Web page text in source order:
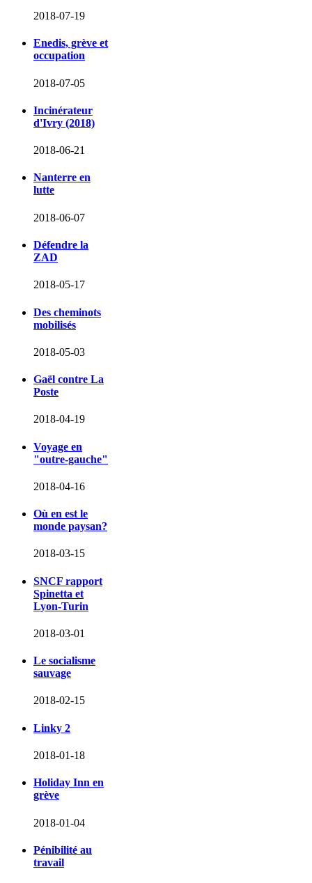
2018-07-19
Enedis, grève et
occupation
2018-07-05
Incinérateur
d'Ivry (2018)
2018-06-21
Nanterre en
lutte
2018-06-07
Défendre la
ZAD
2018-05-17
Des cheminots
mobilisés
2018-05-03
Gaël contre La
Poste
2018-04-19
Voyage en
"outre-gauche"
2018-04-16
Où en est le
monde paysan?
2018-03-15
SNCF rapport
Spinetta et
Lyon-Turin
2018-03-01
Le socialisme
sauvage
2018-02-15
Linky 2
2018-01-18
Holiday Inn en
grève
2018-01-04
Pénibilité au
travail